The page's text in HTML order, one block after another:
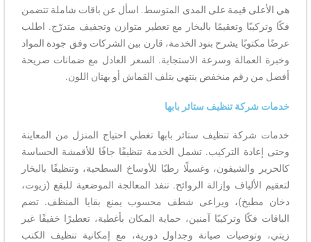
هي الأعلى قيمة على المدى المتوسط. اسأل عن باقات شاملة تتضمن
فكًا وتركيبًا وتعقيمًا بالبخار مع تعطير متوازن وتجفيف متدرّج. اطلب
عرضًا مكتوبًا يشرح بنود الخدمة، قارن بين الشركات وفق جودة المواد
وخبرة العمالة وسرعة الاستجابة. السعر العادل مع ضمانات صريحة
أفضل من رقم منخفض ينتهي بتلف القماش أو بهتان اللون.
خدمات شركة تنظيف ستائر بابها
خدمات شركة تنظيف ستائر بابها تغطي احتياج المنزل من المعاينة
وحتى إعادة التركيب. تشمل الخدمة تنظيفًا جافًا للأقمشة الحساسة
كالحرير والشيفون، وغسيلًا رطبًا للأوساخ السطحية، وتنظيفًا بالبخار
لتعقيم الألياف وإزالة الروائح. تنفذ المعالجة الموضعية للبقع (زيوت،
دخان مطبخ)، ويراعى شطف محسوب يمنع بقايا المنظف. تضم
الباقات فكًا وتركيبًا آمنين، حماية المكان بأغطية، تعطيرًا خفيفًا غير
زيتي، وتوصيات صيانة وجداول دورية، مع إمكانية تنظيف الكنب